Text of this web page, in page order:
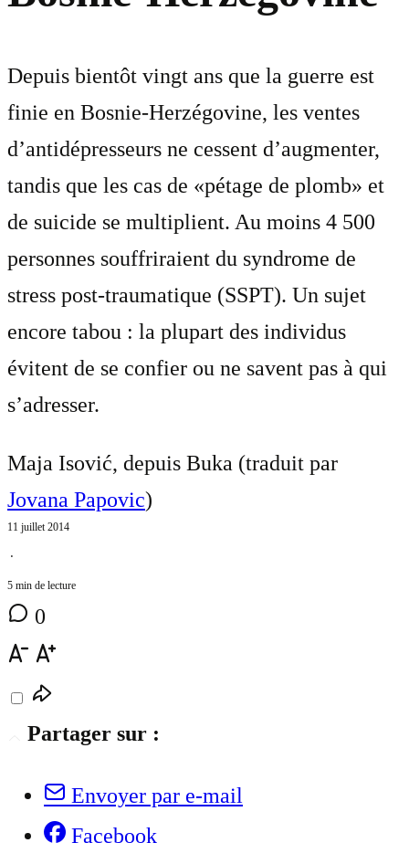
Depuis bientôt vingt ans que la guerre est
finie en Bosnie-Herzégovine, les ventes
d’antidépresseurs ne cessent d’augmenter,
tandis que les cas de «pétage de plomb» et
de suicide se multiplient. Au moins 4 500
personnes souffriraient du syndrome de
stress post-traumatique (SSPT). Un sujet
encore tabou : la plupart des individus
évitent de se confier ou ne savent pas à qui
s’adresser.
Maja Isović, depuis Buka (traduit par
Jovana Papovic)
11 juillet 2014
⋅
5 min de lecture
0
Partager sur :
Envoyer par e-mail
Facebook